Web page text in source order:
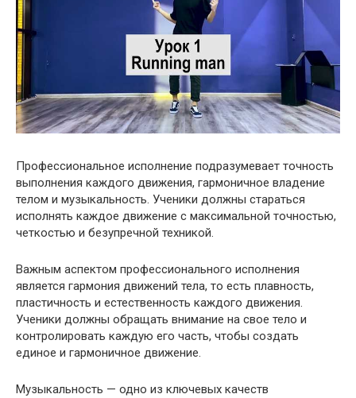
Профессиональное исполнение подразумевает точность
выполнения каждого движения, гармоничное владение
телом и музыкальность. Ученики должны стараться
исполнять каждое движение с максимальной точностью,
четкостью и безупречной техникой.
Важным аспектом профессионального исполнения
является гармония движений тела, то есть плавность,
пластичность и естественность каждого движения.
Ученики должны обращать внимание на свое тело и
контролировать каждую его часть, чтобы создать
единое и гармоничное движение.
Музыкальность — одно из ключевых качеств